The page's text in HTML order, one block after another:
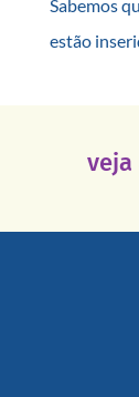
Sabemos
estão